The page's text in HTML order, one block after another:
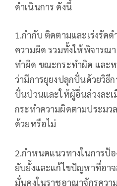
ดำเนินการ ดังนี้
1.กำกับ ติดตามและเร่งรัด
ความผิด รวมทั้งให้พิจารณ
ทำผิด ขณะกระทำผิด และ
ว่ามีการยุยงปลุกปั่นด้วยวิธี
ปั่นป่วนและให้ผู้อื่นล่วงละ
กระทำความผิดตามประม
ด้วยหรือไม่
2.กำหนดแนวทางในการป้
ยับยั้งและแก้ไขปัญหาที่อา
มั่นคงในราชอาณาจักรควา